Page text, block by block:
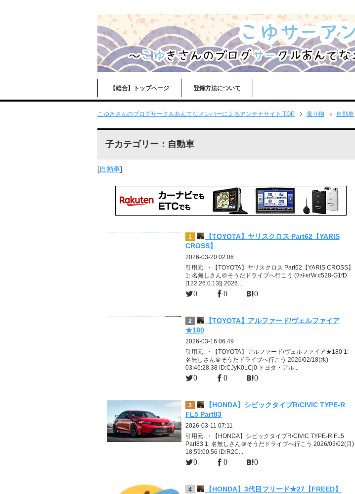
【総合】トップページ 登録方法について
こゆきさんのブログサークルあんてなメンバーによるアンテナサイト TOP 乗り物 自動車
子カテゴリー：自動車
[自動車]
1
【TOYOTA】ヤリスクロス Part62【YARIS
CROSS】
2026-03-20 02:06
引用元: ・【TOYOTA】ヤリスクロス Part62【YARIS CROSS】
1: 名無しさん＠そうだドライブへ行こう (ﾜｯﾁｮｲW c528-G1fD
[122.26.0.13]) 2026...
0 0 0
2
【TOYOTA】アルファード/ヴェルファイア
★180
2026-03-16 06:49
引用元: ・【TOYOTA】アルファード/ヴェルファイア★180 1:
名無しさん＠そうだドライブへ行こう 2026/02/18(水)
03:46:28.38 ID:CJyK0LCj0 トヨタ・アル...
0 0 0
3
【HONDA】シビックタイプR/CIVIC TYPE-R
FL5 Part83
2026-03-11 07:11
引用元: ・【HONDA】シビックタイプR/CIVIC TYPE-R FL5
Part83 1: 名無しさん＠そうだドライブへ行こう 2026/03/02(月)
18:59:00.56 ID:R2C...
0 0 0
4 【HONDA】3代目フリード★27【FREED】